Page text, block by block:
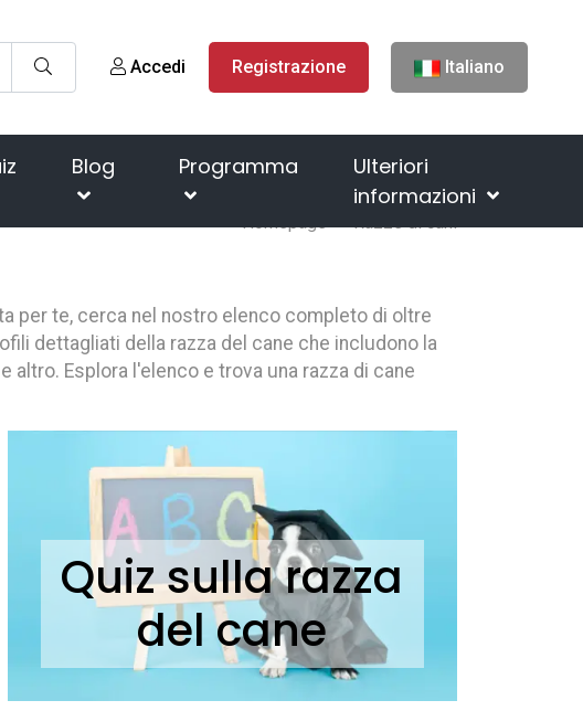
Accedi Registrazione Italiano
Blog Programma
Ulteriori
informazioni
Homepage Razze di cani
per te, cerca nel nostro elenco completo di oltre
dettagliati della razza del cane che includono la
Esplora l'elenco e trova una razza di cane
Quiz sulla razza
del cane